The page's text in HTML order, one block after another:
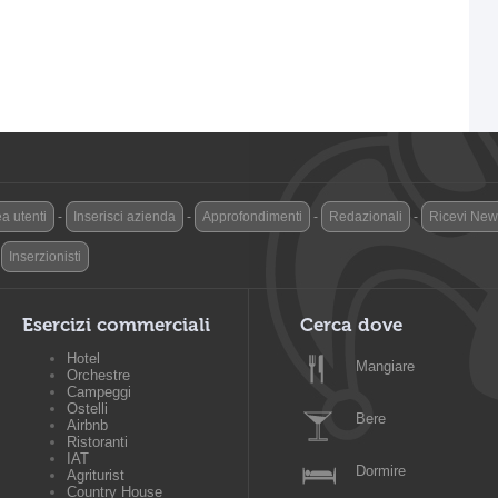
utenti - Inserisci azienda - Approfondimenti - Redazionali - Ricevi
Inserzionisti
Esercizi commerciali
Hotel
Orchestre
Campeggi
Ostelli
Airbnb
Ristoranti
IAT
Agriturist
Country House
Cerca dove
Mangiare
Bere
Dormire